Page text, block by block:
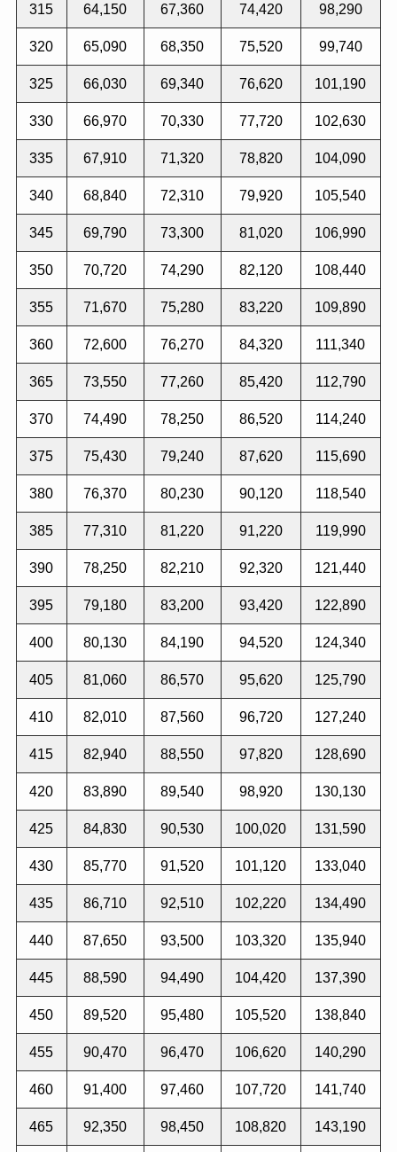
315 64,150 67,360 74,420 98,290
320 65,090 68,350 75,520 99,740
325 66,030 69,340 76,620 101,190
330 66,970 70,330 77,720 102,630
335 67,910 71,320 78,820 104,090
340 68,840 72,310 79,920 105,540
345 69,790 73,300 81,020 106,990
350 70,720 74,290 82,120 108,440
355 71,670 75,280 83,220 109,890
360 72,600 76,270 84,320 111,340
365 73,550 77,260 85,420 112,790
370 74,490 78,250 86,520 114,240
375 75,430 79,240 87,620 115,690
380 76,370 80,230 90,120 118,540
385 77,310 81,220 91,220 119,990
390 78,250 82,210 92,320 121,440
395 79,180 83,200 93,420 122,890
400 80,130 84,190 94,520 124,340
405 81,060 86,570 95,620 125,790
410 82,010 87,560 96,720 127,240
415 82,940 88,550 97,820 128,690
420 83,890 89,540 98,920 130,130
425 84,830 90,530 100,020 131,590
430 85,770 91,520 101,120 133,040
435 86,710 92,510 102,220 134,490
440 87,650 93,500 103,320 135,940
445 88,590 94,490 104,420 137,390
450 89,520 95,480 105,520 138,840
455 90,470 96,470 106,620 140,290
460 91,400 97,460 107,720 141,740
465 92,350 98,450 108,820 143,190